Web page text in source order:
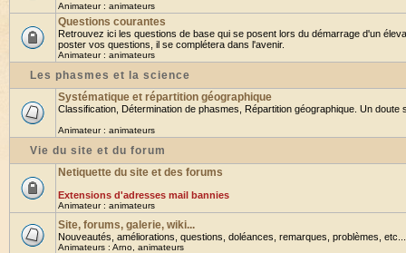
Animateur : animateurs
Questions courantes
Retrouvez ici les questions de base qui se posent lors du démarrage d'un
poster vos questions, il se complétera dans l'avenir.
Animateur : animateurs
Les phasmes et la science
Systématique et répartition géographique
Classification, Détermination de phasmes, Répartition géographique. Un doute
Animateur : animateurs
Vie du site et du forum
Netiquette du site et des forums
Extensions d'adresses mail bannies
Animateur : animateurs
Site, forums, galerie, wiki...
Nouveautés, améliorations, questions, doléances, remarques, problèmes,
Animateurs : Arno animateurs